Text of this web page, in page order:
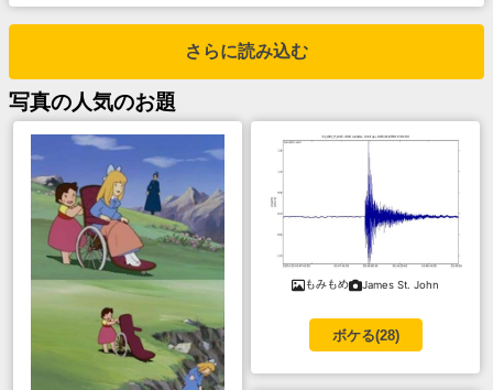
さらに読み込む
写真の人気のお題
もみもめ James St. John
ボケる(28)